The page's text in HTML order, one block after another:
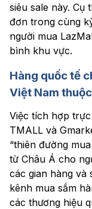
siêu sale này. Cụ
đơn trong cùng
người mua
bình khu vực.
Hàng quốc tế
Việt Nam
Việc tích hợp
TMALL và
“thiên đường
từ Châu Á cho
các gian hàng và
kênh mua sắm
các thương hiệu